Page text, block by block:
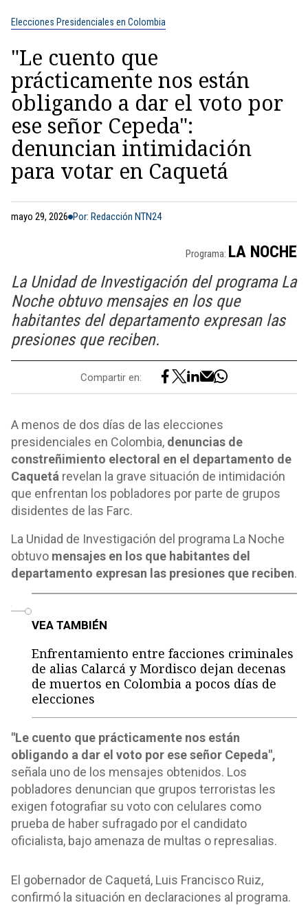
Elecciones Presidenciales en Colombia
"Le cuento que
prácticamente nos están
obligando a dar el voto por
ese señor Cepeda":
denuncian intimidación
para votar en Caquetá
mayo 29, 2026 Por: Redacción NTN24
Programa: LA NOCHE
La Unidad de Investigación del programa La
Noche obtuvo mensajes en los que
habitantes del departamento expresan las
presiones que reciben.
Compartir en:
A menos de dos días de las elecciones
presidenciales en Colombia, denuncias de
constreñimiento electoral en el departamento de
Caquetá revelan la grave situación de intimidación
que enfrentan los pobladores por parte de grupos
disidentes de las Farc.
La Unidad de Investigación del programa La Noche
obtuvo mensajes en los que habitantes del
departamento expresan las presiones que reciben.
VEA TAMBIÉN
Enfrentamiento entre facciones criminales
de alias Calarcá y Mordisco dejan decenas
de muertos en Colombia a pocos días de
elecciones
"Le cuento que prácticamente nos están
obligando a dar el voto por ese señor Cepeda",
señala uno de los mensajes obtenidos. Los
pobladores denuncian que grupos terroristas les
exigen fotografiar su voto con celulares como
prueba de haber sufragado por el candidato
oficialista, bajo amenaza de multas o represalias.
El gobernador de Caquetá, Luis Francisco Ruiz,
confirmó la situación en declaraciones al programa.